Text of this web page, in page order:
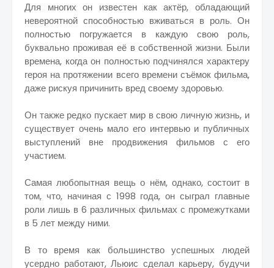
Для многих он известен как актёр, обладающий
невероятной способностью вживаться в роль. Он
полностью погружается в каждую свою роль,
буквально проживая её в собственной жизни. Были
времена, когда он полностью подчинялся характеру
героя на протяжении всего времени съёмок фильма,
даже рискуя причинить вред своему здоровью.
Он также редко пускает мир в свою личную жизнь, и
существует очень мало его интервью и публичных
выступлений вне продвижения фильмов с его
участием.
Самая любопытная вещь о нём, однако, состоит в
том, что, начиная с 1998 года, он сыграл главные
роли лишь в 6 различных фильмах с промежутками
в 5 лет между ними.
В то время как большинство успешных людей
усердно работают, Льюис сделал карьеру, будучи